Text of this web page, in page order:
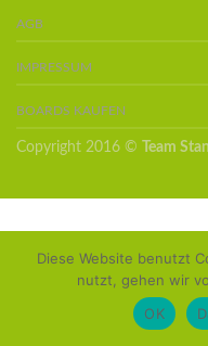
AGB
IMPRESSUM
BOARDS KAUFEN
Copyright 2016 © Team
Diese Website benutzt
nutzt, gehen wir
OK